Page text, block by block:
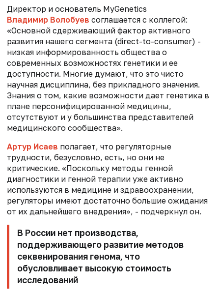
Директор и основатель MyGenetics
Владимир Волобуев соглашается с коллегой:
«Основной сдерживающий фактор активного
развития нашего сегмента (direct-to-consumer) -
низкая информированность общества о
современных возможностях генетики и ее
доступности. Многие думают, что это чисто
научная дисциплина, без прикладного значения.
Знания о том, какие возможности дает генетика в
плане персонифицированной медицины,
отсутствуют и у большинства представителей
медицинского сообщества».
Артур Исаев полагает, что регуляторные
трудности, безусловно, есть, но они не
критические. «Поскольку методы генной
диагностики и генной терапии уже активно
используются в медицине и здравоохранении,
регуляторы имеют достаточно большие ожидания
от их дальнейшего внедрения», - подчеркнул он.
В России нет производства,
поддерживающего развитие методов
секвенирования генома, что
обусловливает высокую стоимость
исследований